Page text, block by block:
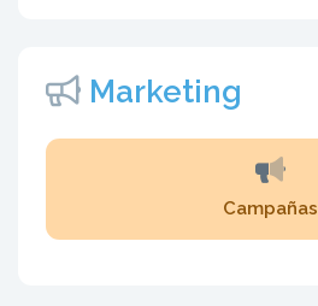
Marketing
Campañas